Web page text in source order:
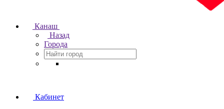
Канаш
Назад
Города
Кабинет